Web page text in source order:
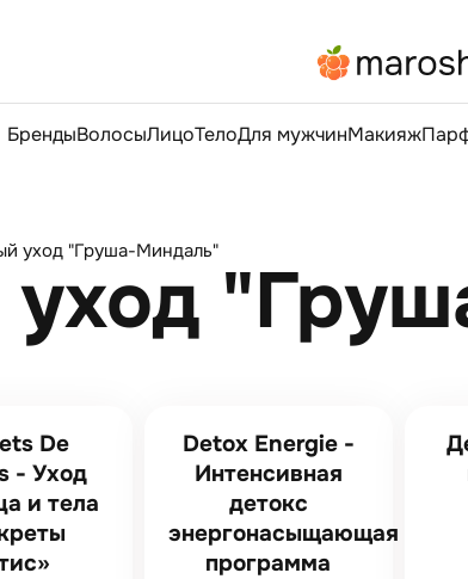
БрендыВолосыЛицоТелоДля мужчинМакияж
уход "Груша-Миндаль"
De
- Уход
и тела
Detox Energie -
Интенсивная
детокс
энергонасыщающая
программа